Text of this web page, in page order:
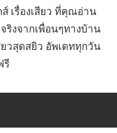
ส์ เรื่องเสียว ที่คุณอ่าน
ริงจากเพื่อนๆทางบ้าน
วสุดสยิว อัพเดททุกวัน
รี